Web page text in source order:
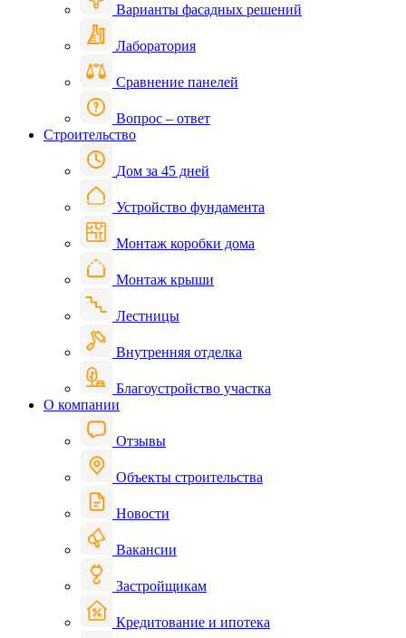
Варианты фасадных решений
Лаборатория
Сравнение панелей
Вопрос – ответ
Строительство
Дом за 45 дней
Устройство фундамента
Монтаж коробки дома
Монтаж крыши
Лестницы
Внутренняя отделка
Благоустройство участка
О компании
Отзывы
Объекты строительства
Новости
Вакансии
Застройщикам
Кредитование и ипотека